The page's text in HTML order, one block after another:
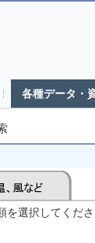
各種データ・
を選択してくだ